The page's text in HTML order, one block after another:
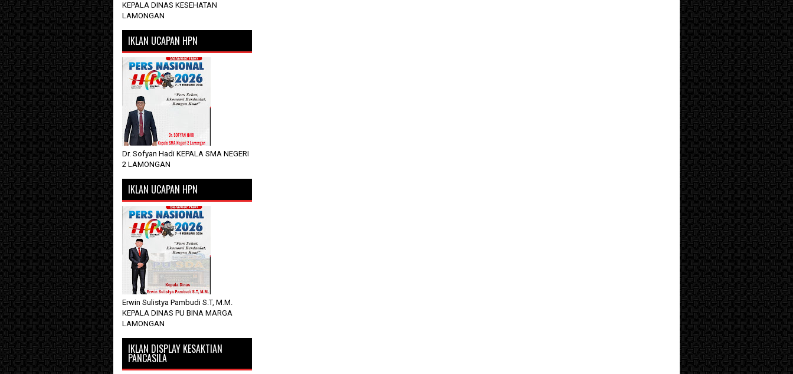
KEPALA DINAS KESEHATAN
LAMONGAN
IKLAN UCAPAN HPN
Dr. Sofyan Hadi KEPALA SMA NEGERI
2 LAMONGAN
IKLAN UCAPAN HPN
Erwin Sulistya Pambudi S.T, M.M.
KEPALA DINAS PU BINA MARGA
LAMONGAN
IKLAN DISPLAY KESAKTIAN
PANCASILA